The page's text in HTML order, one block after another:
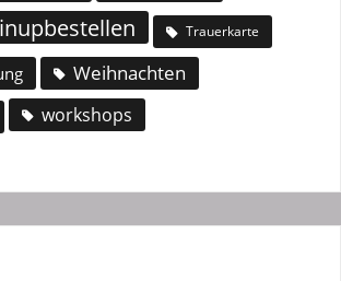
Trauerkarte
Weihnachten
workshops